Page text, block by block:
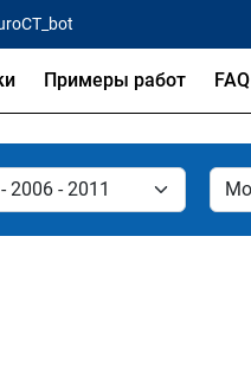
Примеры работ FAQ